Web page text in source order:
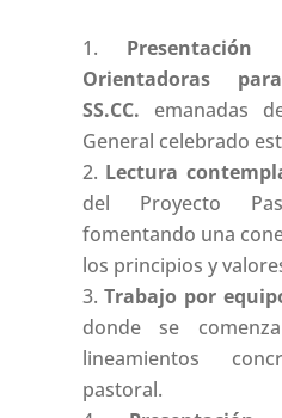
Orientadoras
SS.CC.
emanadas
General celebrado
Lectura
del Proyecto
fomentando una
los principios y
Trabajo por
donde se
lineamientos
pastoral.